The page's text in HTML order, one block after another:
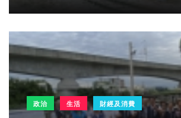
政治 生活 財經及消費